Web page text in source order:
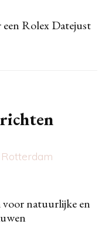
Rolex Datejust
natuurlijke en